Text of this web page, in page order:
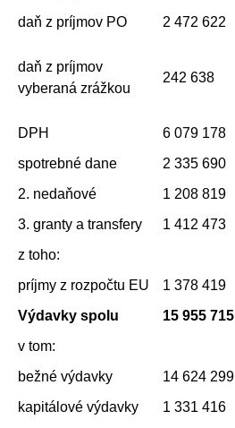
daň z príjmov PO
2 472 622
daň z príjmov
vyberaná zrážkou
242 638
DPH 6 079 178
spotrebné dane
2 335 690
2. nedaňové
1 208 819
3. granty a transfery
1 412 473
z toho:
príjmy z rozpočtu EU
1 378 419
Výdavky spolu
15 955 715
v tom:
bežné výdavky
14 624 299
kapitálové výdavky
1 331 416